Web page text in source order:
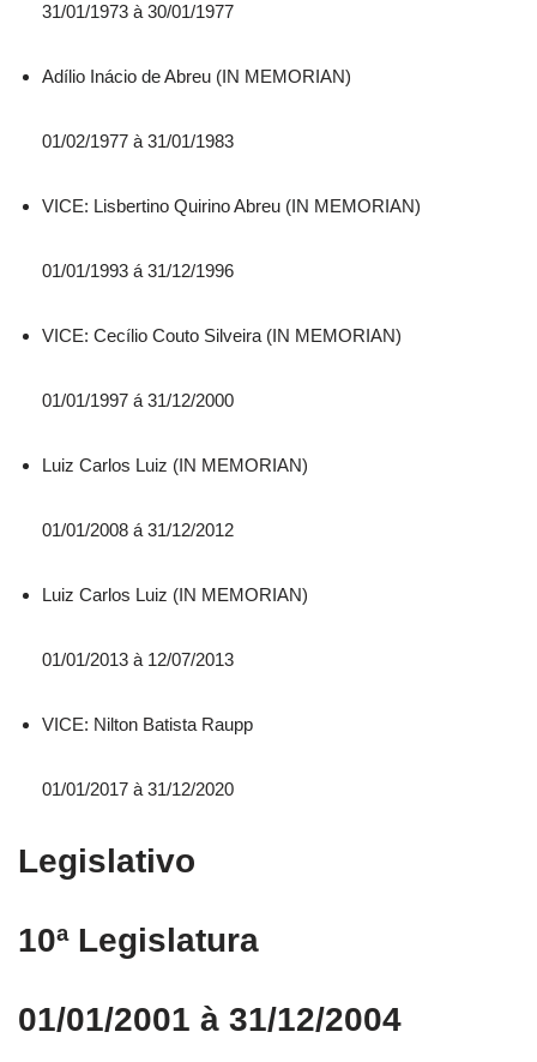
31/01/1973 à 30/01/1977
Adílio Inácio de Abreu (IN MEMORIAN)
01/02/1977 à 31/01/1983
VICE: Lisbertino Quirino Abreu (IN MEMORIAN)
01/01/1993 á 31/12/1996
VICE: Cecílio Couto Silveira (IN MEMORIAN)
01/01/1997 á 31/12/2000
Luiz Carlos Luiz (IN MEMORIAN)
01/01/2008 á 31/12/2012
Luiz Carlos Luiz (IN MEMORIAN)
01/01/2013 à 12/07/2013
VICE: Nilton Batista Raupp
01/01/2017 à 31/12/2020
Legislativo
10ª Legislatura
01/01/2001 à 31/12/2004